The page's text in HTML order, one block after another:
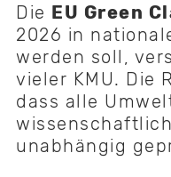
Die EU Green
2026 in
werden soll,
vieler KMU. Die
dass alle
unabhängig